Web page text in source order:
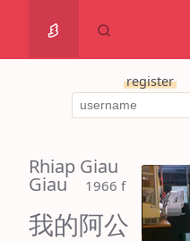
register
Rhiap Giau
Giau 1966 f
我的阿公